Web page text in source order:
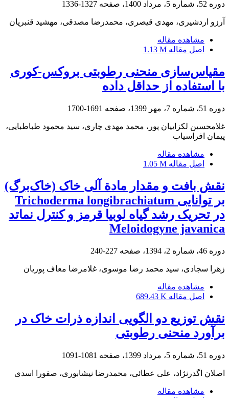
دوره 52، شماره 5، مرداد 1400، صفحه 1327-1336
آرزو اردشیری، مهدی قیصری، محمدرضا مصدقی، مهشید قنبریان
مشاهده مقاله
اصل مقاله 1.13 M
مقیاس‌سازی منحنی رطوبتی بروکس-کوری
با استفاده از حداقل داده
دوره 51، شماره 7، مهر 1399، صفحه 1691-1700
غلامحسین لکزاییان پور، محمد مهدی چاری، سید محمود طباطبایی،
پیمان افراسیاب
مشاهده مقاله
اصل مقاله 1.05 M
نقش بافت و مقدار مادة آلی خاک (خاک‌برگ)
بر توانایی Trichoderma longibrachiatum
در تحریک رشد گیاه لوبیا قرمز و کنترل نماتد
Meloidogyne javanica
دوره 46، شماره 2، 1394، صفحه 227-240
زهرا سجادی، سید محمد رضا موسوی، غلامرضا معاف پوریان
مشاهده مقاله
اصل مقاله 689.43 K
نقش توزیع دو الگویی اندازه ذرات خاک در
برآورد منحنی رطوبتی
دوره 51، شماره 5، مرداد 1399، صفحه 1081-1091
اصلان اگدرنژاد، علی عطائی، محمدرضا نیشابوری، صفورا اسدی
مشاهده مقاله